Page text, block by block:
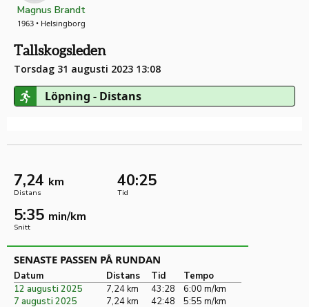
Magnus Brandt
1963 • Helsingborg
Tallskogsleden
Torsdag 31 augusti 2023 13:08
Löpning - Distans
7,24 km
Distans
40:25
Tid
5:35 min/km
Snitt
SENASTE PASSEN PÅ RUNDAN
Datum Distans Tid
Tempo
12 augusti 2025
7,24 km 43:28
6:00 m/km
7 augusti 2025
7,24 km 42:48
5:55 m/km